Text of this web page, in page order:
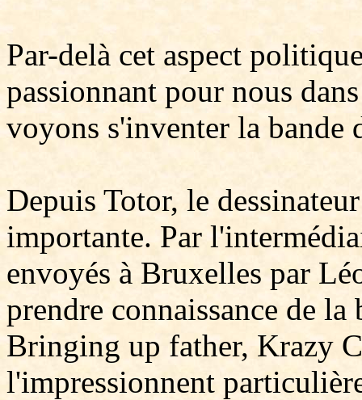
Par-delà cet aspect
passionnant pour nous
voyons s'inventer la bande
Depuis Totor, le
importante. Par
envoyés à Bruxelles par
prendre connaissance de la
Bringing up father, Krazy
l'impressionnent